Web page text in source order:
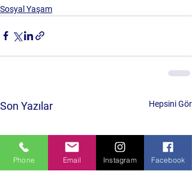
Sosyal Yaşam
Son Yazılar Hepsini Gör
Phone Email Instagram Facebook